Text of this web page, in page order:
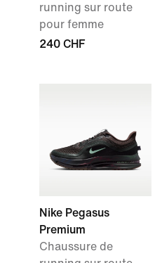
running sur route
pour femme
240 CHF
Nike Pegasus
Premium
Chaussure de